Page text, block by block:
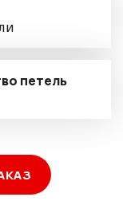
петель